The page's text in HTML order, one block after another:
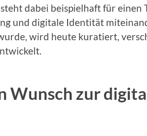
steht dabei beispielhaft für einen
und digitale Identität
wird heute kuratiert,
Wunsch zur